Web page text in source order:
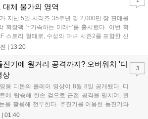
대체 불가의 영역
지난 5일 시리즈 35주년 및 2,000만 장 판매를
확장팩 ‘~가속하는 미래~’를 출시했다. 이번 확
스토리 형태로, 수성의 마녀 시즌2를 포함한 신
스오버 합체기를 선보이며 작품을 완결 짓는다.
서사와 조합을 구현하며 시리즈의 미래를 향한
제시했다....
13:20
진기에 원거리 공격까지? 오버워치 '디
상
웅 디몬의 플레이 영상이 8월 8일 공개됐다. 디
에 탑승해 한손 검으로 근접 공격을 펼치며, 왼
을 활용해 전투한다. 추진기를 이용한 돌진기와
기를 보유했고, 메카 파괴 시 맨몸으로 기관총을
01:40
3